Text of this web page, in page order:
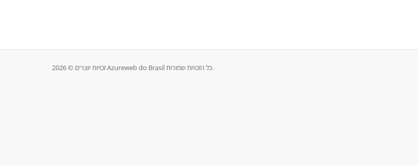
זכויות יוצרים © 2026 Azureweb do Brasil כל הזכויות שמורות.